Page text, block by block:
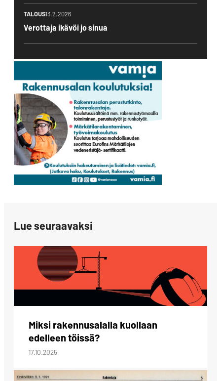
TALOUS13.2.2026
Verottaja ikävöi jo sinua
Lue seuraavaksi
Miksi rakennusalalla kuollaan
edelleen töissä?
17.10.2025